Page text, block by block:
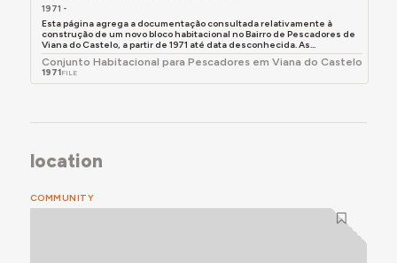
1971 -
Esta página agrega a documentação consultada relativamente à
construção de um novo bloco habitacional no Bairro de Pescadores de
Viana do Castelo, a partir de 1971 até data desconhecida. As...
Conjunto Habitacional para Pescadores em Viana do Castelo
1971FILE
location
COMMUNITY